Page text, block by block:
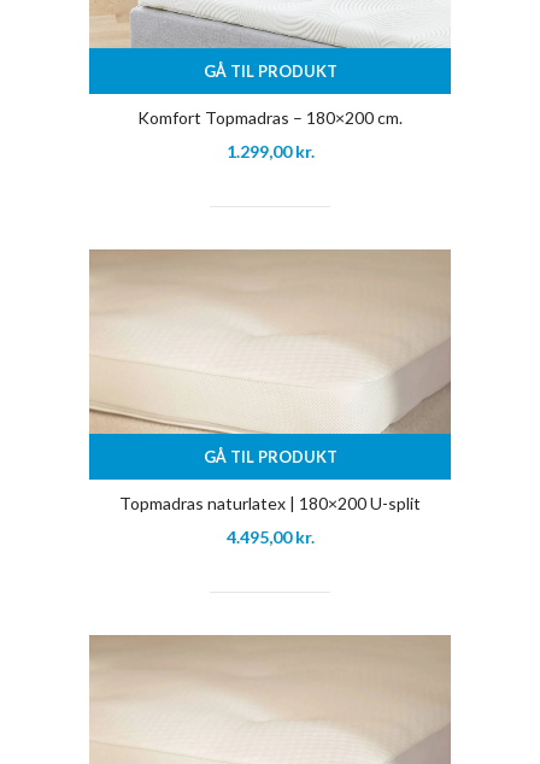
GÅ TIL PRODUKT
Komfort Topmadras – 180×200 cm.
1.299,00kr.
GÅ TIL PRODUKT
Topmadras naturlatex | 180×200 U-split
4.495,00kr.